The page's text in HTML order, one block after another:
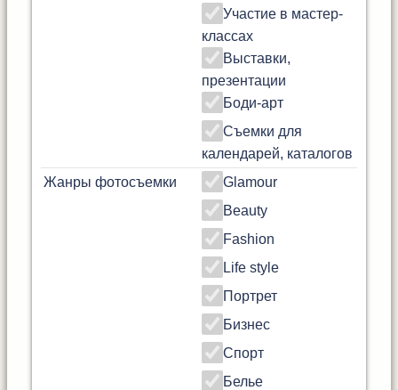
Участие в мастер-
классах
Выставки,
презентации
Боди-арт
Съемки для
календарей, каталогов
Жанры фотосъемки
Glamour
Beauty
Fashion
Life style
Портрет
Бизнес
Спорт
Белье